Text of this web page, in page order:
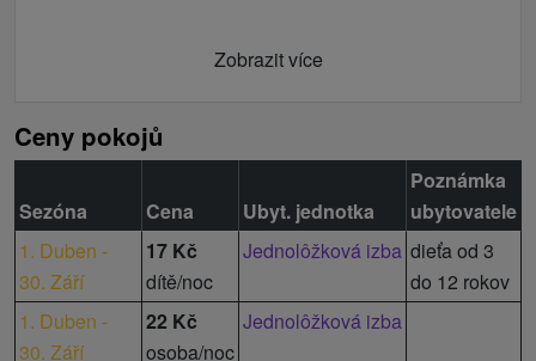
Zobrazit více
Ceny pokojů
Sezóna Cena Ubyt. jednotka
Poznámka
ubytovatele
1. Duben -
30. Září
17 Kč
dítě/noc
Jednolôžková izba dieťa od 3
do 12 rokov
1. Duben -
30. Září
22 Kč
osoba/noc
Jednolôžková izba